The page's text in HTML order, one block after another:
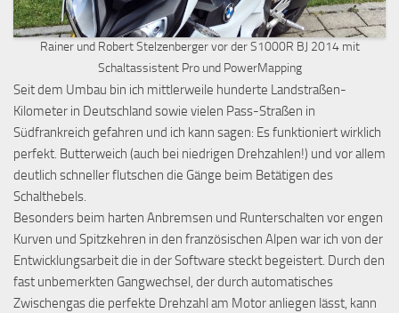
Rainer und Robert Stelzenberger vor der S1000R BJ 2014 mit
Schaltassistent Pro und PowerMapping
Seit dem Umbau bin ich mittlerweile hunderte Landstraßen-
Kilometer in Deutschland sowie vielen Pass-Straßen in
Südfrankreich gefahren und ich kann sagen: Es funktioniert wirklich
perfekt. Butterweich (auch bei niedrigen Drehzahlen!) und vor allem
deutlich schneller flutschen die Gänge beim Betätigen des
Schalthebels.
Besonders beim harten Anbremsen und Runterschalten vor engen
Kurven und Spitzkehren in den französischen Alpen war ich von der
Entwicklungsarbeit die in der Software steckt begeistert. Durch den
fast unbemerkten Gangwechsel, der durch automatisches
Zwischengas die perfekte Drehzahl am Motor anliegen lässt, kann